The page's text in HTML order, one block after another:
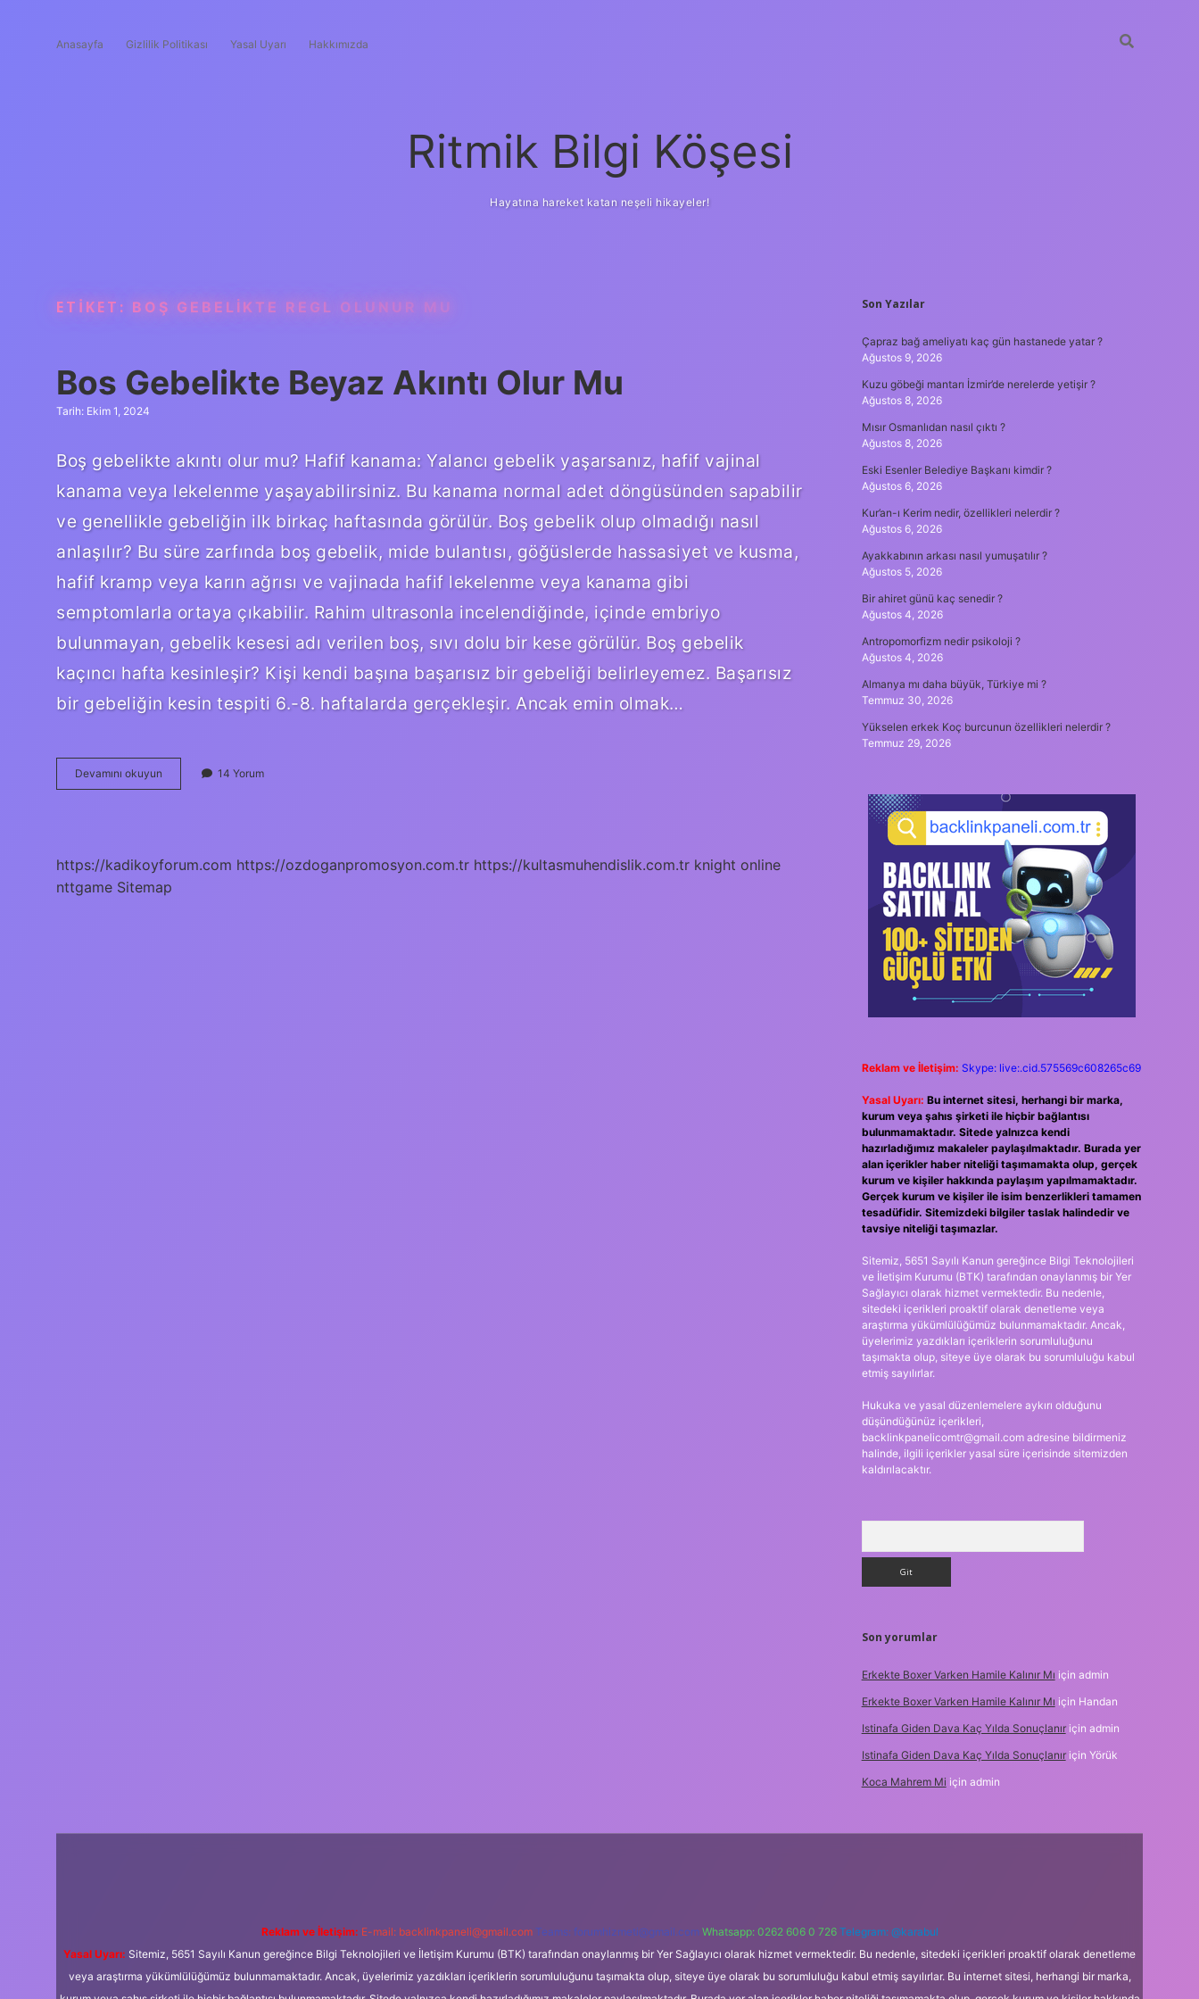
Anasayfa Gizlilik Politikası Yasal Uyarı Hakkımızda
Ritmik Bilgi Köşesi
Hayatına hareket katan neşeli hikayeler!
ETIKET: BOŞ GEBELIKTE REGL OLUNUR MU
Bos Gebelikte Beyaz Akıntı Olur Mu
Tarih: Ekim 1, 2024
Boş gebelikte akıntı olur mu? Hafif kanama: Yalancı gebelik yaşarsanız, hafif vajinal
kanama veya lekelenme yaşayabilirsiniz. Bu kanama normal adet döngüsünden sapabilir
ve genellikle gebeliğin ilk birkaç haftasında görülür. Boş gebelik olup olmadığı nasıl
anlaşılır? Bu süre zarfında boş gebelik, mide bulantısı, göğüslerde hassasiyet ve kusma,
hafif kramp veya karın ağrısı ve vajinada hafif lekelenme veya kanama gibi
semptomlarla ortaya çıkabilir. Rahim ultrasonla incelendiğinde, içinde embriyo
bulunmayan, gebelik kesesi adı verilen boş, sıvı dolu bir kese görülür. Boş gebelik
kaçıncı hafta kesinleşir? Kişi kendi başına başarısız bir gebeliği belirleyemez. Başarısız
bir gebeliğin kesin tespiti 6.-8. haftalarda gerçekleşir. Ancak emin olmak…
Devamını okuyun
Gebelikte
14 Yorum
https://kadikoyforum.com https://ozdoganpromosyon.com.tr https://kultasmuhendislik.com.tr knight online
nttgame Sitemap
SIDEBAR
Son Yazılar
Çapraz bağ ameliyatı kaç gün hastanede yatar ?
Ağustos 9, 2026
Kuzu göbeği mantarı İzmir’de nerelerde yetişir ?
Ağustos 8, 2026
Mısır Osmanlıdan nasıl çıktı ?
Ağustos 8, 2026
Eski Esenler Belediye Başkanı kimdir ?
Ağustos 6, 2026
Kur’an-ı Kerim nedir, özellikleri nelerdir ?
Ağustos 6, 2026
Ayakkabının arkası nasıl yumuşatılır ?
Ağustos 5, 2026
Bir ahiret günü kaç senedir ?
Ağustos 4, 2026
Antropomorfizm nedir psikoloji ?
Ağustos 4, 2026
Almanya mı daha büyük, Türkiye mi ?
Temmuz 30, 2026
Yükselen erkek Koç burcunun özellikleri nelerdir ?
Temmuz 29, 2026
Reklam ve İletişim: Skype: live:.cid.575569c608265c69
Yasal Uyarı: Bu internet sitesi, herhangi bir marka,
kurum veya şahıs şirketi ile hiçbir bağlantısı
bulunmamaktadır. Sitede yalnızca kendi
hazırladığımız makaleler paylaşılmaktadır. Burada yer
alan içerikler haber niteliği taşımamakta olup, gerçek
kurum ve kişiler hakkında paylaşım yapılmamaktadır.
Gerçek kurum ve kişiler ile isim benzerlikleri tamamen
tesadüfidir. Sitemizdeki bilgiler taslak halindedir ve
tavsiye niteliği taşımazlar.
Sitemiz, 5651 Sayılı Kanun gereğince Bilgi Teknolojileri
ve İletişim Kurumu (BTK) tarafından onaylanmış bir Yer
Sağlayıcı olarak hizmet vermektedir. Bu nedenle,
sitedeki içerikleri proaktif olarak denetleme veya
araştırma yükümlülüğümüz bulunmamaktadır. Ancak,
üyelerimiz yazdıkları içeriklerin sorumluluğunu
taşımakta olup, siteye üye olarak bu sorumluluğu kabul
etmiş sayılırlar.
Hukuka ve yasal düzenlemelere aykırı olduğunu
düşündüğünüz içerikleri,
backlinkpanelicomtr@gmail.comadresine bildirmeniz
halinde, ilgili içerikler yasal süre içerisinde sitemizden
kaldırılacaktır.
Son yorumlar
Erkekte Boxer Varken Hamile Kalınır Mı için admin
Erkekte Boxer Varken Hamile Kalınır Mı için Handan
Istinafa Giden Dava Kaç Yılda Sonuçlanıriçin admin
Istinafa Giden Dava Kaç Yılda Sonuçlanıriçin Yörük
Koca Mahrem Mi için admin
Reklam ve İletişim: E-mail: backlinkpaneli@gmail.com Teams: forumhizmeti@gmail.com Whatsapp: 0262 606 0 726 Telegram: @karabul
Yasal Uyarı: Sitemiz, 5651 Sayılı Kanun gereğince Bilgi Teknolojileri ve İletişim Kurumu (BTK) tarafından onaylanmış bir Yer Sağlayıcı olarak hizmet vermektedir. Bu nedenle, sitedeki içerikleri proaktif olarak denetleme
veya araştırma yükümlülüğümüz bulunmamaktadır. Ancak, üyelerimiz yazdıkları içeriklerin sorumluluğunu taşımakta olup, siteye üye olarak bu sorumluluğu kabul etmiş sayılırlar. Bu internet sitesi, herhangi bir marka,